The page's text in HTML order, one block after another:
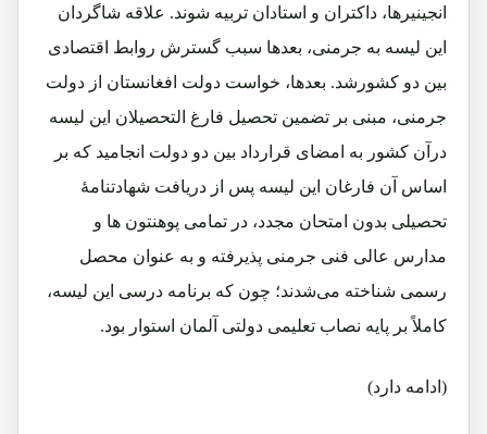
انجينيرها، داکتران و استادان تربیه شوند. علاقه شاگردان
اين لیسه به جرمنی، بعدها سبب گسترش روابط اقتصادى
بین دو کشورشد. بعدها، خواست دولت افغانستان از دولت
جرمنی، مبنی بر تضمين تحصیل فارغ‌ التحصيلان اين لیسه
درآن کشور به امضاى قرارداد بين دو دولت انجاميد که بر
اساس آن فارغان اين ليسه پس از دریافت شهادتنامۀ
تحصیلی بدون امتحان مجدد، در تمامی پوهنتون ها و
مدارس عالی فنی جرمنی پذيرفته و به ‌عنوان محصل
رسمى شناخته مى‌شدند؛ چون که برنامه درسى این لیسه،
کاملاً بر پايه نصاب تعليمى دولتی آلمان استوار بود.
(ادامه دارد)